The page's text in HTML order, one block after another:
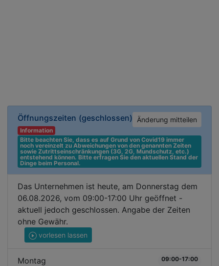
Öffnungszeiten (geschlossen) Änderung mitteilen
Information
Bitte beachten Sie, dass es auf Grund von Covid19 immer
noch vereinzelt zu Abweichungen von den genannten Zeiten
sowie Zutrittseinschränkungen (3G, 2G, Mundschutz, etc.)
entstehend können. Bitte erfragen Sie den aktuellen Stand der
Dinge beim Personal.
Das Unternehmen ist heute, am Donnerstag dem
06.08.2026, vom 09:00-17:00 Uhr geöffnet -
aktuell jedoch geschlossen. Angabe der Zeiten
ohne Gewähr.
vorlesen lassen
Montag 09:00-17:00